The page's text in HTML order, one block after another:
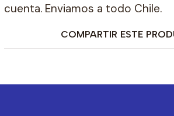
cuenta. Enviamos a todo Chile.
COMPARTIR ESTE